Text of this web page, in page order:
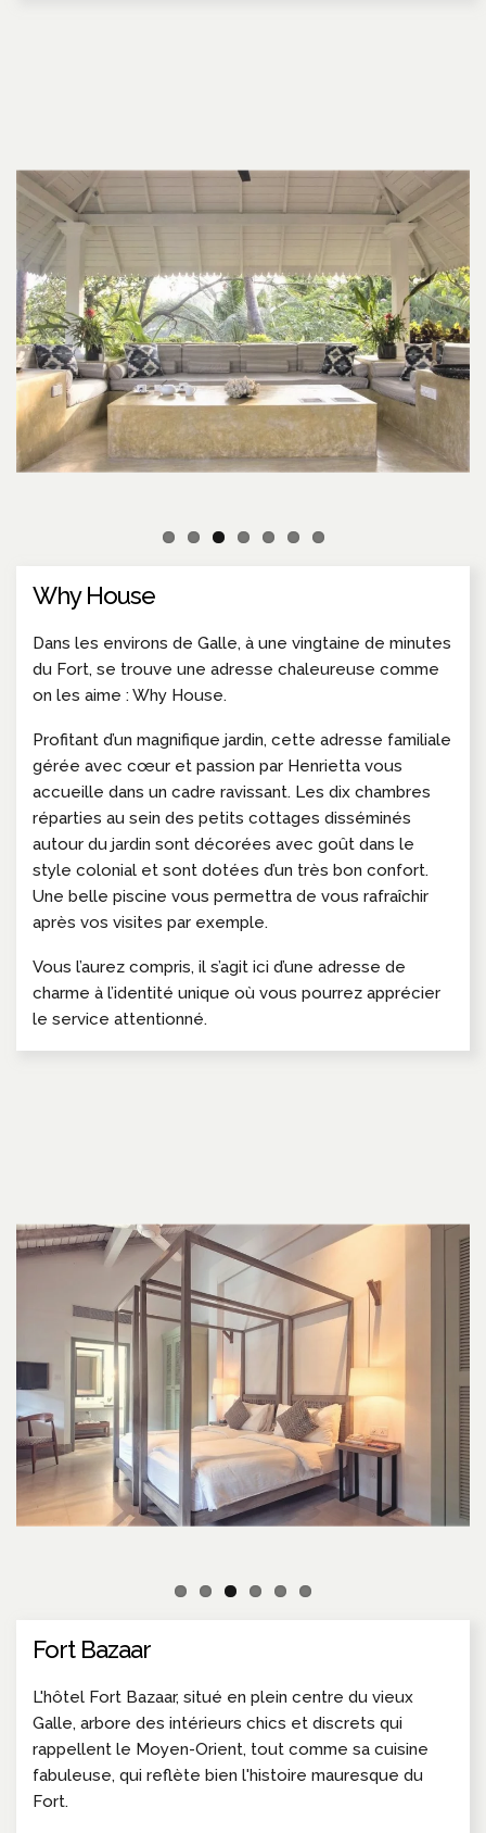
Why House
Dans les environs de Galle, à une vingtaine de minutes
du Fort, se trouve une adresse chaleureuse comme
on les aime : Why House.
Profitant d’un magnifique jardin, cette adresse familiale
gérée avec cœur et passion par Henrietta vous
accueille dans un cadre ravissant. Les dix chambres
réparties au sein des petits cottages disséminés
autour du jardin sont décorées avec goût dans le
style colonial et sont dotées d’un très bon confort.
Une belle piscine vous permettra de vous rafraîchir
après vos visites par exemple.
Vous l’aurez compris, il s’agit ici d’une adresse de
charme à l’identité unique où vous pourrez apprécier
le service attentionné.
Fort Bazaar
L'hôtel Fort Bazaar, situé en plein centre du vieux
Galle, arbore des intérieurs chics et discrets qui
rappellent le Moyen-Orient, tout comme sa cuisine
fabuleuse, qui reflète bien l'histoire mauresque du
Fort.